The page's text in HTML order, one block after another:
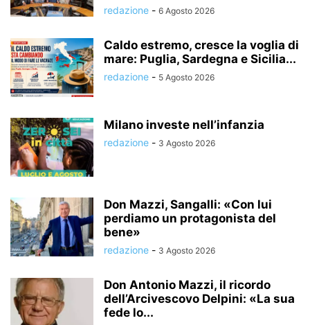
redazione - 6 Agosto 2026
Caldo estremo, cresce la voglia di
mare: Puglia, Sardegna e Sicilia...
redazione - 5 Agosto 2026
Milano investe nell’infanzia
redazione - 3 Agosto 2026
Don Mazzi, Sangalli: «Con lui
perdiamo un protagonista del
bene»
redazione - 3 Agosto 2026
Don Antonio Mazzi, il ricordo
dell’Arcivescovo Delpini: «La sua
fede lo...